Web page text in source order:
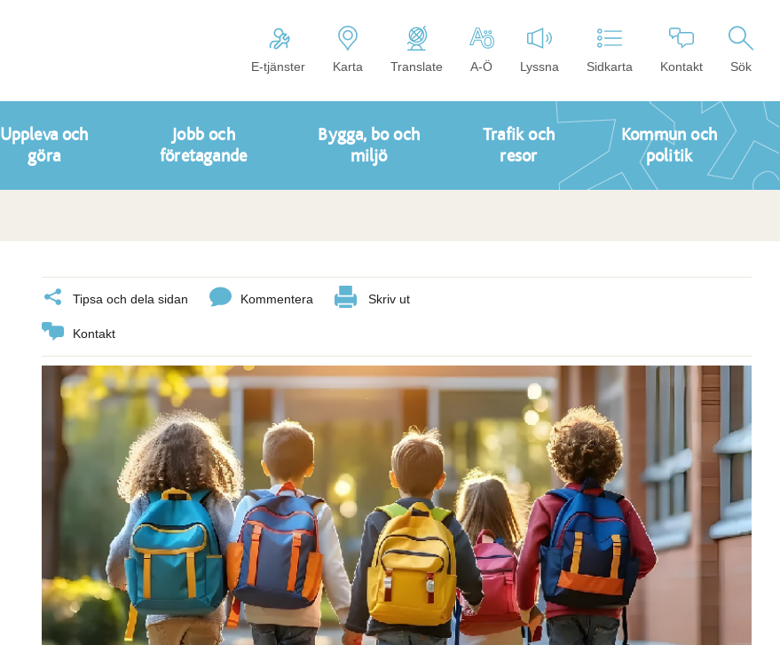
E-tjänster Karta Translate A-Ö Lyssna Sidkarta Kontakt Sök
Uppleva och
göra
Jobb och
företagande
Bygga, bo och
miljö
Trafik och
resor
Kommun och
politik
Tipsa och dela sidan Kommentera Skriv ut
Kontakt